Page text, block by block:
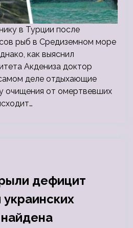
в Турции после
рыб в Средиземном море
как выяснил
Акдениза доктор
деле отдыхающие
очищения от омертвевших
дефицит